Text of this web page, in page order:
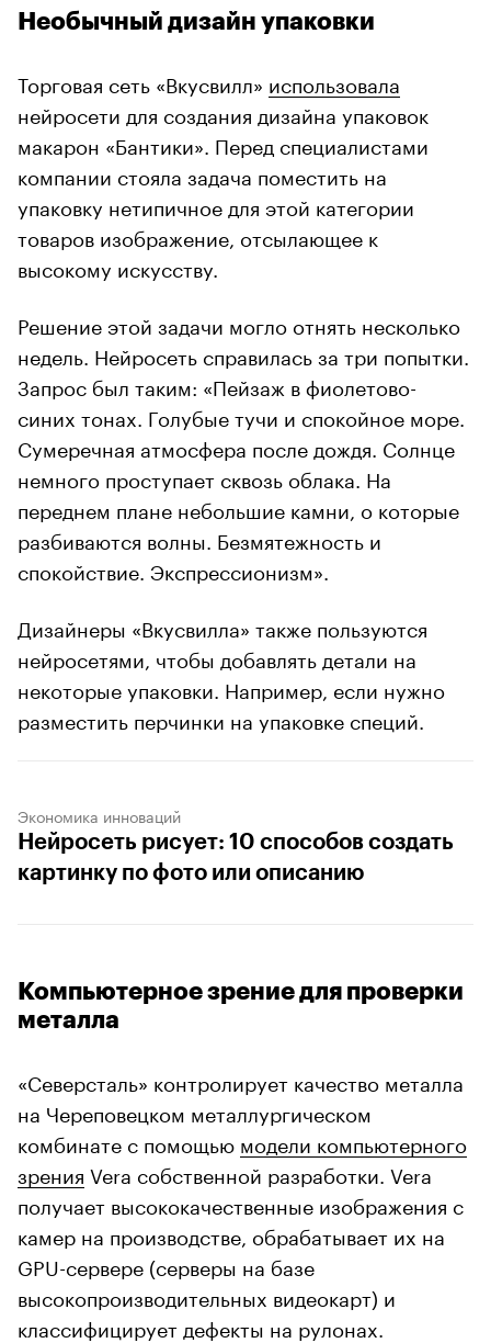
Необычный дизайн упаковки
Торговая сеть «Вкусвилл» использовала
нейросети для создания дизайна упаковок
макарон «Бантики». Перед специалистами
компании стояла задача поместить на
упаковку нетипичное для этой категории
товаров изображение, отсылающее к
высокому искусству.
Решение этой задачи могло отнять несколько
недель. Нейросеть справилась за три попытки.
Запрос был таким: «Пейзаж в фиолетово-
синих тонах. Голубые тучи и спокойное море.
Сумеречная атмосфера после дождя. Солнце
немного проступает сквозь облака. На
переднем плане небольшие камни, о которые
разбиваются волны. Безмятежность и
спокойствие. Экспрессионизм».
Дизайнеры «Вкусвилла» также пользуются
нейросетями, чтобы добавлять детали на
некоторые упаковки. Например, если нужно
разместить перчинки на упаковке специй.
Экономика инноваций
Нейросеть рисует: 10 способов создать
картинку по фото или описанию
Компьютерное зрение для проверки
металла
«Северсталь» контролирует качество металла
на Череповецком металлургическом
комбинате с помощью модели компьютерного
зрения Vera собственной разработки. Vera
получает высококачественные изображения с
камер на производстве, обрабатывает их на
GPU-сервере (серверы на базе
высокопроизводительных видеокарт) и
классифицирует дефекты на рулонах.